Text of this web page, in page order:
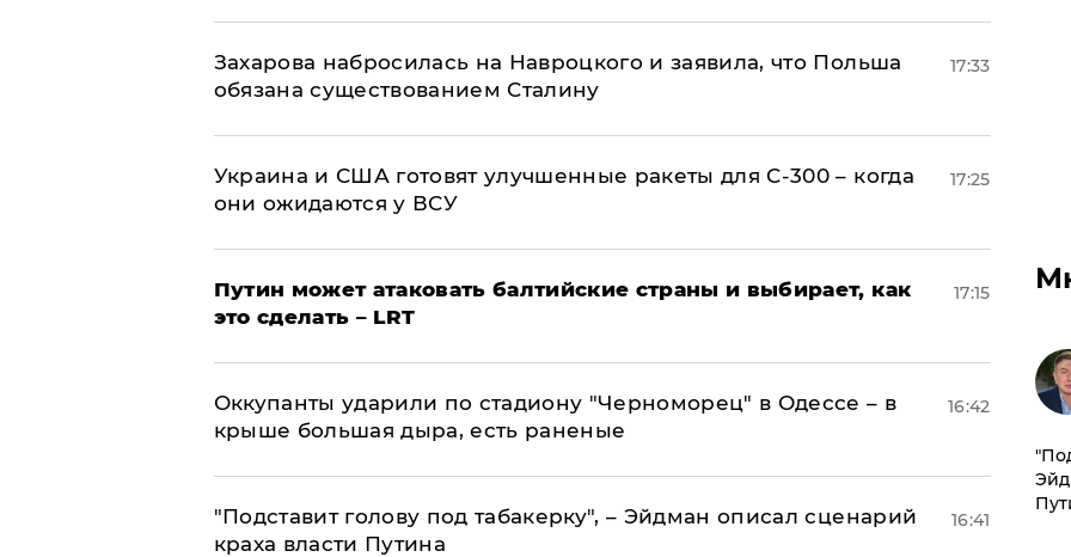
​Захарова набросилась на Навроцкого и заявила, что Польша
обязана существованием Сталину
17:33
Украина и США готовят улучшенные ракеты для С-300 – когда
они ожидаются у ВСУ
17:25
Путин может атаковать балтийские страны и выбирает, как
это сделать – LRT
17:15
Оккупанты ударили по стадиону "Черноморец" в Одессе – в
крыше большая дыра, есть раненые
16:42
​"Подставит голову под табакерку", – Эйдман описал сценарий
краха власти Путина
16:41